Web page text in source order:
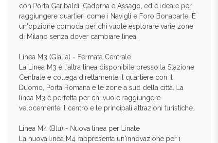
con Porta Garibaldi, Cadorna e Assago, ed è ideale per
raggiungere quartieri come i Navigli e Foro Bonaparte. È
un'opzione comoda per chi vuole esplorare varie zone
di Milano senza dover cambiare linea.
Linea M3 (Gialla) - Fermata Centrale
La Linea M3 è l'altra linea disponibile presso la Stazione
Centrale e collega direttamente il quartiere con il
Duomo, Porta Romana e le zone a sud della città. La
linea M3 è perfetta per chi vuole raggiungere
velocemente il centro e le principali attrazioni turistiche.
Linea M4 (Blu) - Nuova linea per Linate
La nuova linea M4 rappresenta un'innovazione per i